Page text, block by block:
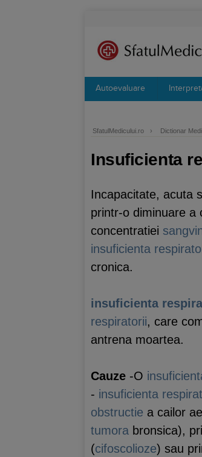
Autoevaluare
SfatulMedicului.ro › Dictionar
Insuficienta
Incapacitate, acuta
printr-o diminuare a
concentratiei
insuficienta
cronica.
insuficienta
respiratorii, care
antrena moartea.
Cauze -O
- insuficienta
obstructie a cailor
tumora bronsica),
(cifoscolioze) sau